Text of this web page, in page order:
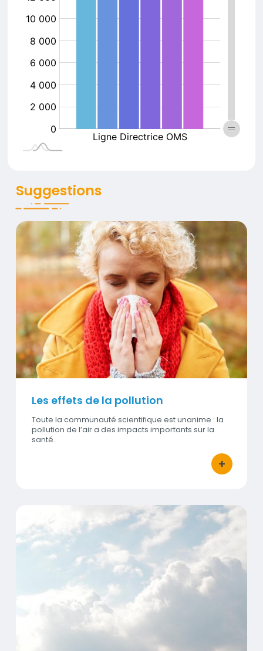
Suggestions
Les effets de la pollution
Les effets de la pollution
Toute la communauté scientifique est unanime : la
pollution de l’air a des impacts importants sur la
santé.
+
bouton
ICAIR, l'indice cumulé de l'air